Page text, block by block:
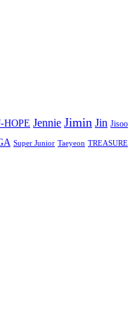
HOPE Jennie Jimin Jin Jisoo
Super Junior Taeyeon TREASURE